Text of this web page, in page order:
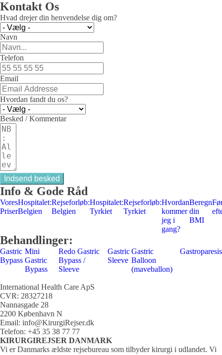
Kontakt Os
Hvad drejer din henvendelse dig om?
Navn
Telefon
Email
Hvordan fandt du os?
Besked / Kommentar
Indsend besked
Info & Gode Råd
Vores
Priser
Hospitalet:
Belgien
Rejseforløb:
Belgien
Hospitalet:
Tyrkiet
Rejseforløb:
Tyrkiet
Hvordan
kommer
jeg i
gang?
Beregn
din
BMI
Behandlinger:
Gastric
Bypass
Mini
Gastric
Bypass
Redo Gastric
Bypass /
Sleeve
Gastric
Sleeve
Gastric
Balloon
(maveballon)
Gastroparesis
International Health Care ApS
CVR: 28327218
Nannasgade 28
2200 København N
Email: info@KirurgiRejser.dk
Telefon: +45 35 38 77 77
KIRURGIREJSER DANMARK
Vi er Danmarks ældste rejsebureau som tilbyder kirurgi i udlandet. Vi